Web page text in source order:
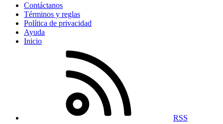
Contáctanos
Términos y reglas
Política de privacidad
Ayuda
Inicio
RSS